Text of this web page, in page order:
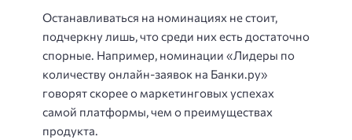
Останавливаться на номинациях не стоит,
подчеркну лишь, что среди них есть достаточно
спорные. Например, номинации «Лидеры по
количеству онлайн-заявок на Банки.ру»
говорят скорее о маркетинговых успехах
самой платформы, чем о преимуществах
продукта.